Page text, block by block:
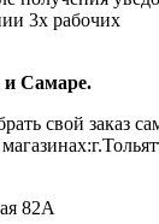
3х рабочих
и Самаре.
свой заказ
82А